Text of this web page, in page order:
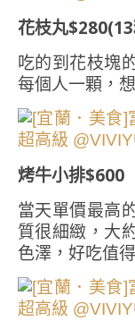
花枝丸
吃的到花枝塊
每個人一顆，
烤牛小排$600
當天單價最高
質很細緻，大
色澤，好吃值